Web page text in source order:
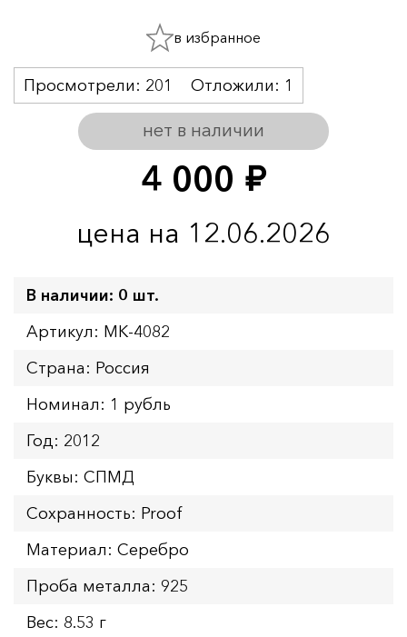
4 000 руб.
цена на 12.06.2026
нет в наличии
Просмотрели: 201 Отложили: 1
в избранное
В наличии: 0 шт.
Артикул: MK-4082
Страна: Россия
Номинал: 1 рубль
Год: 2012
Буквы: СПМД
Сохранность: Proof
Материал: Серебро
Проба металла: 925
Вес: 8.53 г